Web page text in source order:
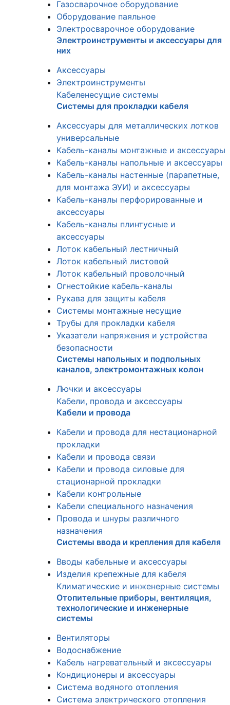
Газосварочное оборудование
Оборудование паяльное
Электросварочное оборудование
Электроинструменты и аксессуары для
них
Аксессуары
Электроинструменты
Кабеленесущие системы
Системы для прокладки кабеля
Аксессуары для металлических лотков
универсальные
Кабель-каналы монтажные и аксессуары
Кабель-каналы напольные и аксессуары
Кабель-каналы настенные (парапетные,
для монтажа ЭУИ) и аксессуары
Кабель-каналы перфорированные и
аксессуары
Кабель-каналы плинтусные и
аксессуары
Лоток кабельный лестничный
Лоток кабельный листовой
Лоток кабельный проволочный
Огнестойкие кабель-каналы
Рукава для защиты кабеля
Системы монтажные несущие
Трубы для прокладки кабеля
Указатели напряжения и устройства
безопасности
Системы напольных и подпольных
каналов, электромонтажных колон
Лючки и аксессуары
Кабели, провода и аксессуары
Кабели и провода
Кабели и провода для нестационарной
прокладки
Кабели и провода связи
Кабели и провода силовые для
стационарной прокладки
Кабели контрольные
Кабели специального назначения
Провода и шнуры различного
назначения
Системы ввода и крепления для кабеля
Вводы кабельные и аксессуары
Изделия крепежные для кабеля
Климатические и инженерные системы
Отопительные приборы, вентиляция,
технологические и инженерные
системы
Вентиляторы
Водоснабжение
Кабель нагревательный и аксессуары
Кондиционеры и аксессуары
Система водяного отопления
Система электрического отопления